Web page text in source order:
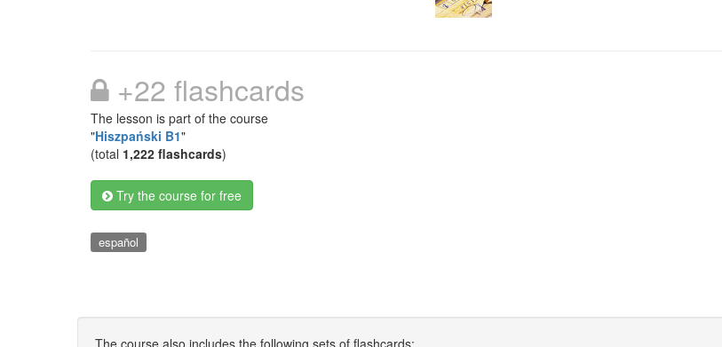
+22 flashcards
The lesson is part of the course
"Hiszpański B1"
(total 1,222 flashcards)
Try the course for free
español
The course also includes the following sets of flashcards: